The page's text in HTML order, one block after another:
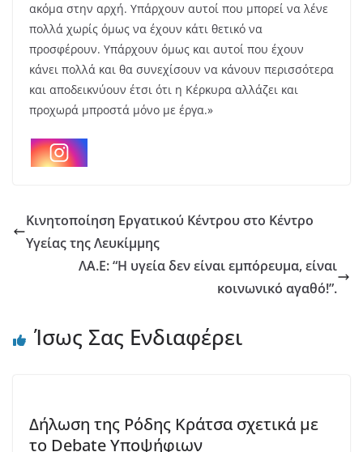
ακόμα στην αρχή. Υπάρχουν αυτοί που μπορεί να λένε
πολλά χωρίς όμως να έχουν κάτι θετικό να
προσφέρουν. Υπάρχουν όμως και αυτοί που έχουν
κάνει πολλά και θα συνεχίσουν να κάνουν περισσότερα
και αποδεικνύουν έτσι ότι η Κέρκυρα αλλάζει και
προχωρά μπροστά μόνο με έργα.»
Κινητοποίηση Εργατικού Κέντρου στο Κέντρο
Υγείας της Λευκίμμης
ΛΑ.Ε: “Η υγεία δεν είναι εμπόρευμα, είναι
κοινωνικό αγαθό!”.
Ίσως Σας Ενδιαφέρει
Δήλωση της Ρόδης Κράτσα σχετικά με
το Debate Υποψήφιων